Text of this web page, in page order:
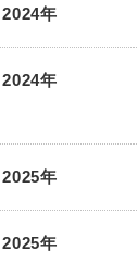
2024年
2024年
2025年
2025年